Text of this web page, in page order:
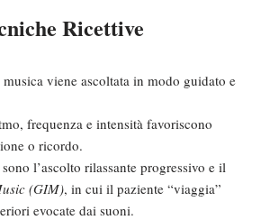
Ricettive
viene ascoltata in modo guidato e
frequenza e intensità favoriscono
o ricordo.
l’ascolto rilassante progressivo e il
(GIM), in cui il paziente “viaggia”
evocate dai suoni.